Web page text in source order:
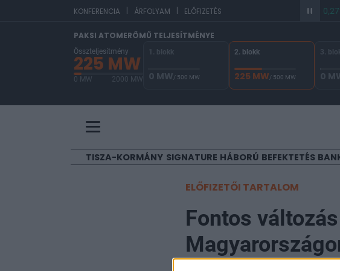
KONFERENCIA | ÁRFOLYAM | ELŐFIZETÉS 366,41 0,27%
PAKSI ATOMERŐMŰ TELJESÍTMÉNYE
Összteljesítmény
225 MW
0 MW 2000 MW
1. blokk
0 MW/ 500 MW
2. blokk
225 MW/ 500 MW
3.
0
TISZA-KORMÁNY SIGNATURE HÁBORÚ BEFEKTETÉS
ELŐFIZETŐI TARTALOM
Fontos